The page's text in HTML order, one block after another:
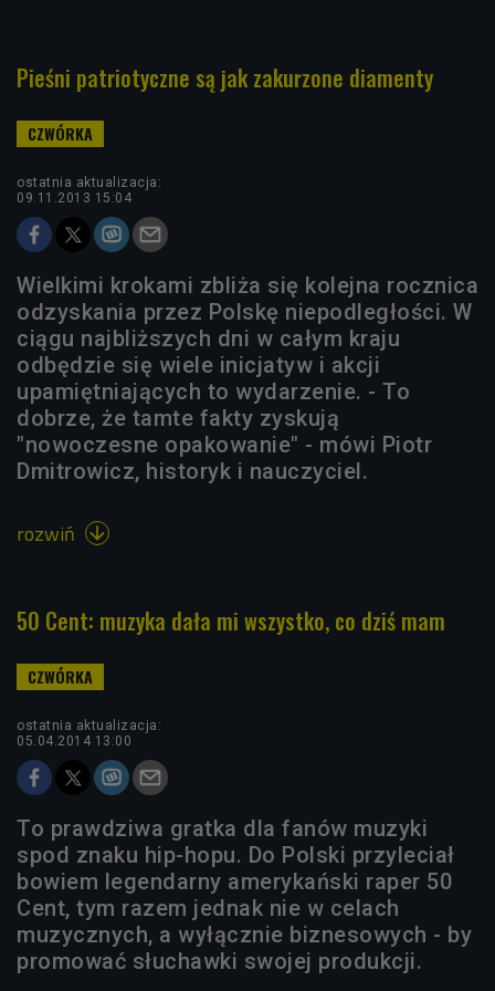
Pieśni patriotyczne są jak zakurzone diamenty
ostatnia aktualizacja:
09.11.2013 15:04
Wielkimi krokami zbliża się kolejna rocznica
odzyskania przez Polskę niepodległości. W
ciągu najbliższych dni w całym kraju
odbędzie się wiele inicjatyw i akcji
upamiętniających to wydarzenie. - To
dobrze, że tamte fakty zyskują
"nowoczesne opakowanie" - mówi Piotr
Dmitrowicz, historyk i nauczyciel.
rozwiń 
50 Cent: muzyka dała mi wszystko, co dziś mam
ostatnia aktualizacja:
05.04.2014 13:00
To prawdziwa gratka dla fanów muzyki
spod znaku hip-hopu. Do Polski przyleciał
bowiem legendarny amerykański raper 50
Cent, tym razem jednak nie w celach
muzycznych, a wyłącznie biznesowych - by
promować słuchawki swojej produkcji.